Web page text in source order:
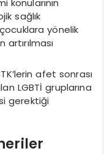
sağlık
çocuklara yönelik
afet sonrası
LGBTİ gruplarına
gerektiği